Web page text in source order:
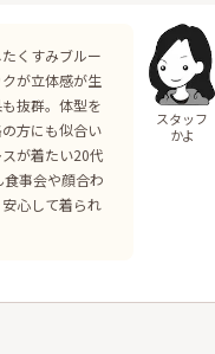
くすみブルー
が立体感が生
抜群。体型を
方にも似合い
が着たい20代
事会や顔合わ
心して着られ
スタッフ
かよ